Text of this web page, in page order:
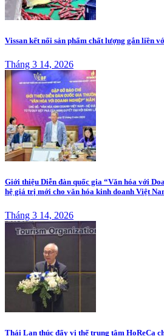
Vissan kết nối sản phẩm chất lượng gắn liền
Tháng 3 14, 2026
Giới thiệu Diễn đàn quốc gia “Văn hóa với
hệ giá trị mới cho văn hóa kinh doanh Việt
Tháng 3 14, 2026
Thái Lan thúc đẩy vị thế trung tâm HoReCa